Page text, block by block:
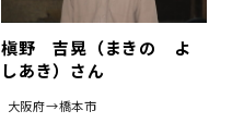
槇野 吉晃（まきの よ
しあき）さん
大阪府→橋本市